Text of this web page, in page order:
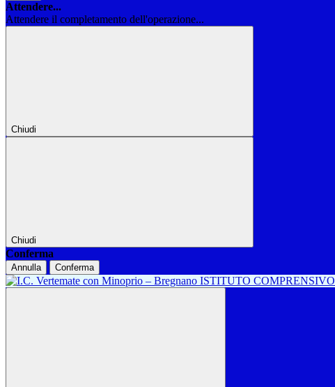
Attendere...
Attendere il completamento dell'operazione...
Chiudi
Chiudi
Conferma
Annulla Conferma
ISTITUTO COMPRENSIVO